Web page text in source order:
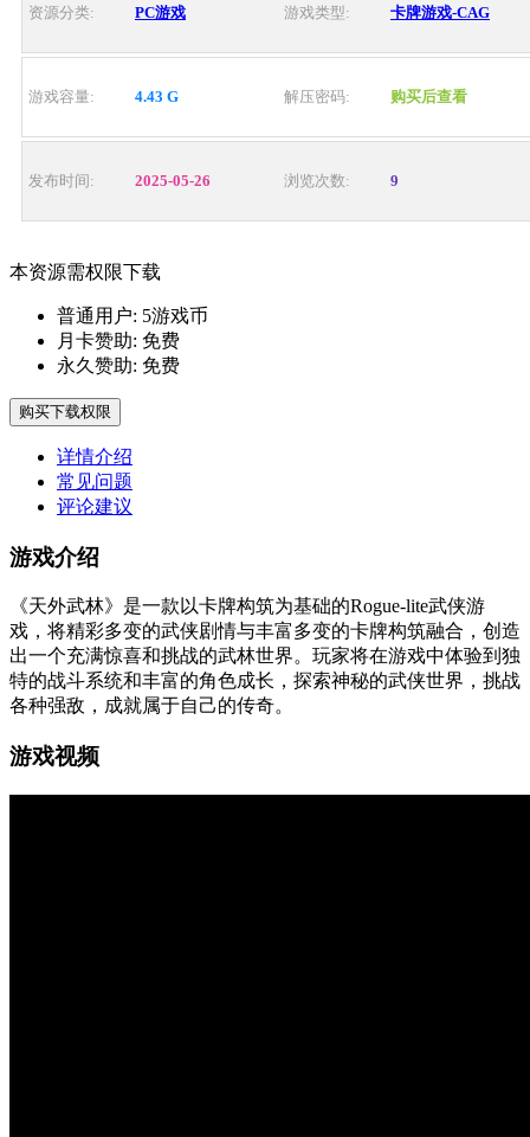
资源分类: PC游戏 游戏类型: 卡牌游戏-CAG
游戏容量: 4.43 G 解压密码: 购买后查看
发布时间: 2025-05-26 浏览次数: 9
本资源需权限下载
普通用户: 5游戏币
月卡赞助: 免费
永久赞助: 免费
购买下载权限
详情介绍
常见问题
评论建议
游戏介绍
《天外武林》是一款以卡牌构筑为基础的Rogue-lite武侠游
戏，将精彩多变的武侠剧情与丰富多变的卡牌构筑融合，创造
出一个充满惊喜和挑战的武林世界。玩家将在游戏中体验到独
特的战斗系统和丰富的角色成长，探索神秘的武侠世界，挑战
各种强敌，成就属于自己的传奇。
游戏视频